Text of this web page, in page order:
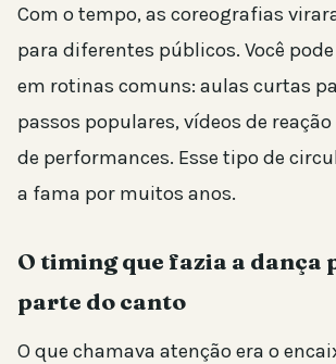
Com o tempo, as coreografias
para diferentes públicos. Você
em rotinas comuns: aulas curtas
passos populares, vídeos de
de performances. Esse tipo de
a fama por muitos anos.
O timing que fazia a dança
parte do canto
O que chamava atenção era o